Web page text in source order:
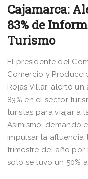
Cajamarca:
83% de
Turismo
El presidente del
Comercio y
Rojas Villar, alertó
83% en el sector
turistas para viajar a
Asimismo, demandó
impulsar la afluencia
trimestre del año por
solo se tuvo un 50%